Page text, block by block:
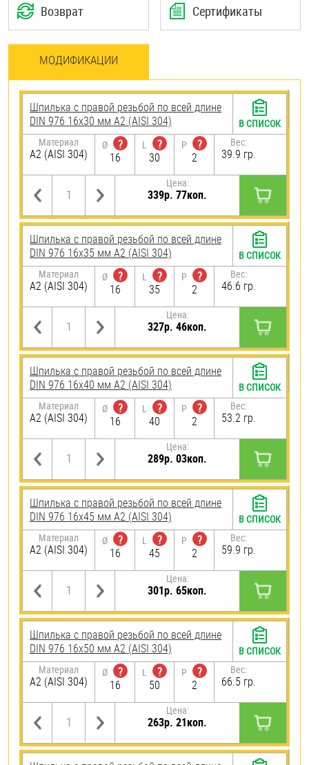
Возврат Сертификаты
МОДИФИКАЦИИ
Шпилька с правой резьбой по всей длине
DIN 976 16х30 мм А2 (AISI 304)
Материал
А2 (AISI 304)
Ø
?
16
L
?
30
P
?
2
Вес:
39.9 гр.
Цена:
339р. 77коп.
В СПИСОК
Шпилька с правой резьбой по всей длине
DIN 976 16х35 мм А2 (AISI 304)
Материал
А2 (AISI 304)
Ø
?
16
L
?
35
P
?
2
Вес:
46.6 гр.
Цена:
327р. 46коп.
В СПИСОК
Шпилька с правой резьбой по всей длине
DIN 976 16х40 мм А2 (AISI 304)
Материал
А2 (AISI 304)
Ø
?
16
L
?
40
P
?
2
Вес:
53.2 гр.
Цена:
289р. 03коп.
В СПИСОК
Шпилька с правой резьбой по всей длине
DIN 976 16х45 мм А2 (AISI 304)
Материал
А2 (AISI 304)
Ø
?
16
L
?
45
P
?
2
Вес:
59.9 гр.
Цена:
301р. 65коп.
В СПИСОК
Шпилька с правой резьбой по всей длине
DIN 976 16х50 мм А2 (AISI 304)
Материал
А2 (AISI 304)
Ø
?
16
L
?
50
P
?
2
Вес:
66.5 гр.
Цена:
263р. 21коп.
В СПИСОК